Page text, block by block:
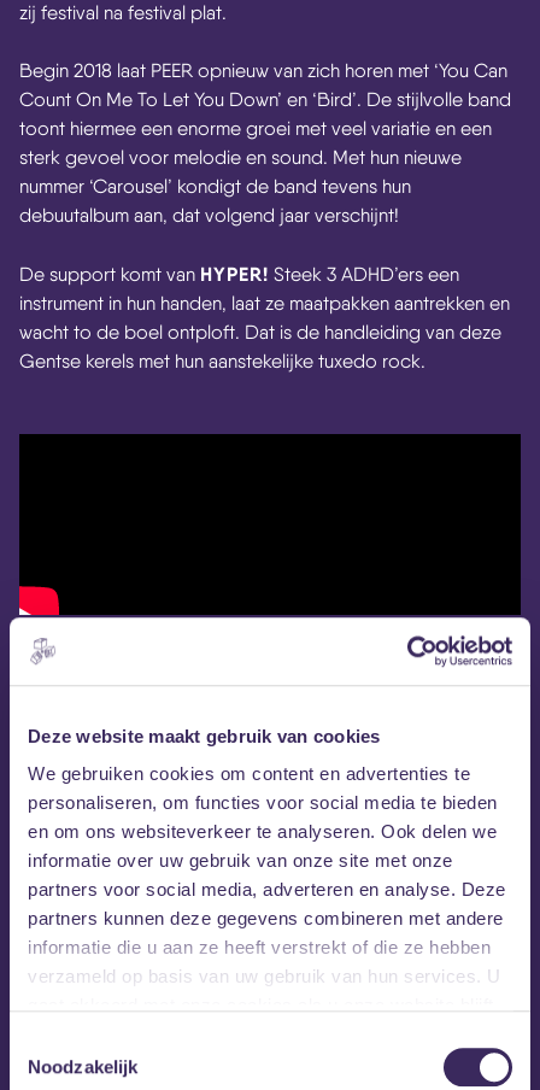
Deze website maakt gebruik van cookies
We gebruiken cookies om content en advertenties te
personaliseren, om functies voor social media te bieden
en om ons websiteverkeer te analyseren. Ook delen we
informatie over uw gebruik van onze site met onze
partners voor social media, adverteren en analyse. Deze
partners kunnen deze gegevens combineren met andere
informatie die u aan ze heeft verstrekt of die ze hebben
verzameld op basis van uw gebruik van hun services. U
Noodzakelijk
zij festival na festival plat.
Begin 2018 laat PEER opnieuw van zich horen met ‘You Can
Count On Me To Let You Down’ en ‘Bird’. De stijlvolle band
toont hiermee een enorme groei met veel variatie en een
sterk gevoel voor melodie en sound. Met hun nieuwe
nummer ‘Carousel’ kondigt de band tevens hun
debuutalbum aan, dat volgend jaar verschijnt!
De support komt van HYPER!Steek 3 ADHD’ers een
instrument in hun handen, laat ze maatpakken aantrekken en
wacht to de boel ontploft. Dat is de handleiding van deze
Gentse kerels met hun aanstekelijke tuxedo rock.